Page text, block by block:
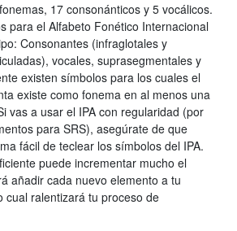
17 consonánticos y 5 vocálicos.
para el Alfabeto Fonético Internacional
Consonantes (infraglotales y
vocales, suprasegmentales y
existen símbolos para los cuales el
existe como fonema en al menos una
vas a usar el IPA con regularidad (por
para SRS), asegúrate de que
fácil de teclear los símbolos del IPA.
puede incrementar mucho el
añadir cada nuevo elemento a tu
cual ralentizará tu proceso de